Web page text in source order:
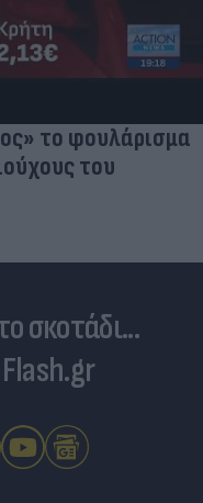
κάνουν λάθος- Η
ξανά viral (photos)
σκοτάδι...